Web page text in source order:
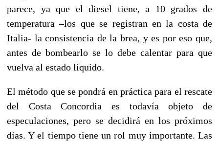
parece, ya que el diesel tiene, a 10 grados de
temperatura –los que se registran en la costa de
Italia- la consistencia de la brea, y es por eso que,
antes de bombearlo se lo debe calentar para que
vuelva al estado líquido.
El método que se pondrá en práctica para el rescate
del Costa Concordia es todavía objeto de
especulaciones, pero se decidirá en los próximos
días. Y el tiempo tiene un rol muy importante. Las